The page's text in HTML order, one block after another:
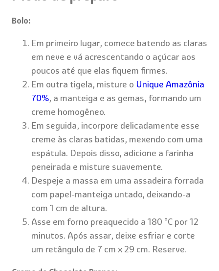
Bolo:
Em primeiro lugar, comece batendo as claras
em neve e vá acrescentando o açúcar aos
poucos até que elas fiquem firmes.
Em outra tigela, misture o Unique Amazônia
70%, a manteiga e as gemas, formando um
creme homogêneo.
Em seguida, incorpore delicadamente esse
creme às claras batidas, mexendo com uma
espátula. Depois disso, adicione a farinha
peneirada e misture suavemente.
Despeje a massa em uma assadeira forrada
com papel-manteiga untado, deixando-a
com 1 cm de altura.
Asse em forno preaquecido a 180 °C por 12
minutos. Após assar, deixe esfriar e corte
um retângulo de 7 cm x 29 cm. Reserve.